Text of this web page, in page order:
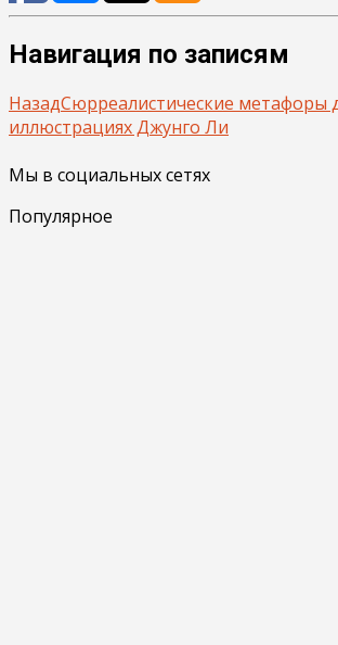
Навигация по записям
НазадСюрреалистические метафоры
иллюстрациях Джунго Ли
Мы в социальных сетях
Популярное